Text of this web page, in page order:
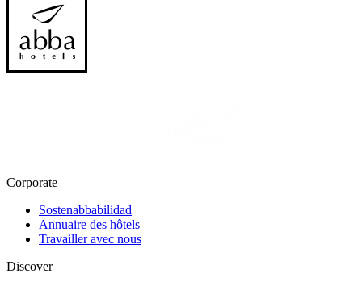
Corporate
Sostenabbabilidad
Annuaire des hôtels
Travailler avec nous
Discover